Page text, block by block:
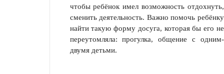
чтобы ребёнок имел возможность отдохнуть,
сменить деятельность. Важно помочь ребёнку
найти такую форму досуга, которая бы его не
переутомляла: прогулка, общение с одним-
двумя детьми.